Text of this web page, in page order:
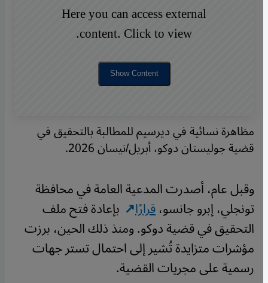
Here you can access external
content. Click to view.
Show Content
مظاهرة نسائية في ديرسيم للمطالبة بالتحقيق في
قضية جوليستان دوكو، أبريل/نيسان 2026.
وقبل عام، أصدرت المدعية العامة في محافظة
تونجلي، إبرو جانسو،قرارًا بإعادة فتح ملف
التحقيق في قضية دوكو. ومنذ ذلك الحين، برزت
مؤشرات متزايدة تُشير إلى احتمال تستر جهات
رسمية على مجريات القضية.